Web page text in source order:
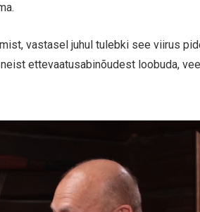
vastasel juhul tulebki see viirus
ettevaatusabinõudest loobuda,